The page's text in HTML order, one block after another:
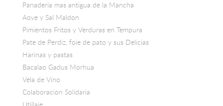
Panadería mas antigua de la Mancha
Aove y Sal Maldon
Pimientos Fritos y Verduras en Tempura
Pate de Perdiz, foie de pato y sus Delicias
Harinas y pastas
Bacalao Gadus Morhua
Vela de Vino
Colaboracion Solidaria